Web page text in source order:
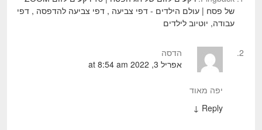
של פסח | עולם הילדים - דפי צביעה , דפי צביעה להדפסה , דפי
עבודה, יוטיוב לילדים
הדסה
אפריל 3, 2022 at 8:54 am
יפה מאוד
Reply
↓